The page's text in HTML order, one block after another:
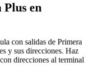
Plus en
con salidas de Primera
y sus direcciones. Haz
direcciones al terminal